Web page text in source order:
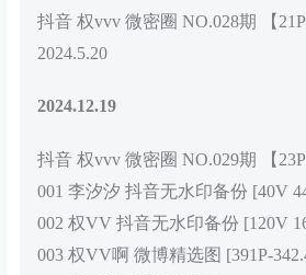
抖音 权vvv 微密圈 NO.028期 【
2024.5.20
2024.12.19
抖音 权vvv 微密圈 NO.029期 【23P
001 李汐汐 抖音无水印备份 [40V
002 权VV 抖音无水印备份 [120V
003 权VV啊 微博精选图 [391P-